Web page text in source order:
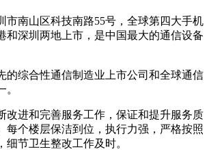
市南山区科技南路55号，全球第四大手机
和深圳两地上市，是中国最大的通信设备
的综合性通信制造业上市公司和全球通信
改进和完善服务工作，保证和提升服务质
每个楼层保洁到位，执行力强，严格按照
细节卫生整改工作及时。